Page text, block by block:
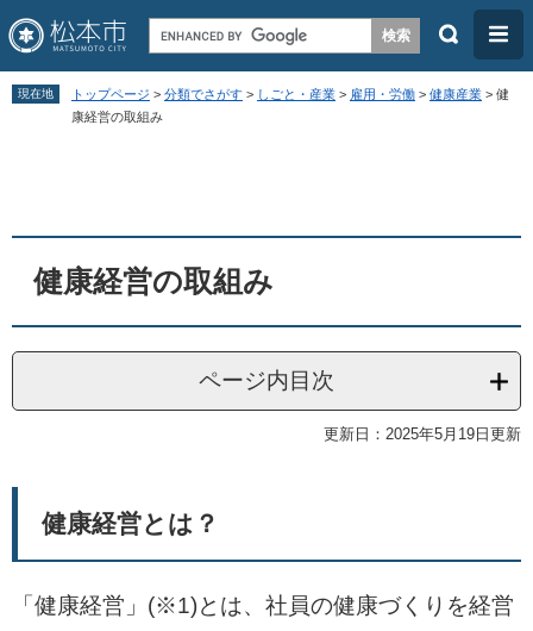
ペ
す
。
メ
し
て
検
メ
ニ
ュ
現在地 トップページ > 分類でさがす > しごと・産業 > 雇用・労働 > 健康産業 > 健
康経営の取組み
健康経営の取組み
ページ内目次
更新日：2025年5月19日更新
健康経営とは？
「健康経営」(※1)とは、社員の健康づくりを経営